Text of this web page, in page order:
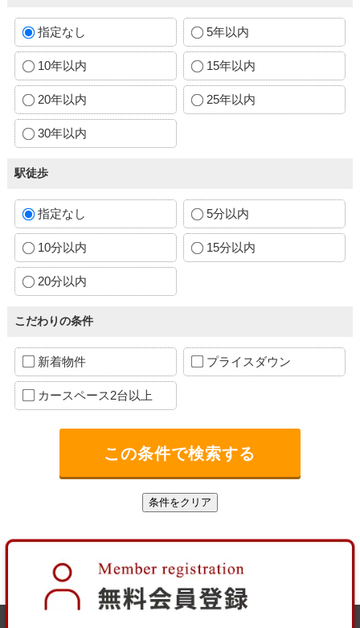
指定なし 5年以内
10年以内 15年以内
20年以内 25年以内
30年以内
駅徒歩
指定なし 5分以内
10分以内 15分以内
20分以内
こだわりの条件
新着物件 プライスダウン
カースペース2台以上